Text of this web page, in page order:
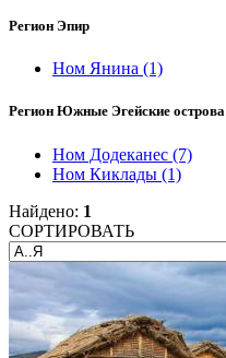
Регион Эпир
Ном Янина (1)
Регион Южные Эгейские острова
Ном Додеканес (7)
Ном Киклады (1)
Найдено: 1
СОРТИРОВАТЬ